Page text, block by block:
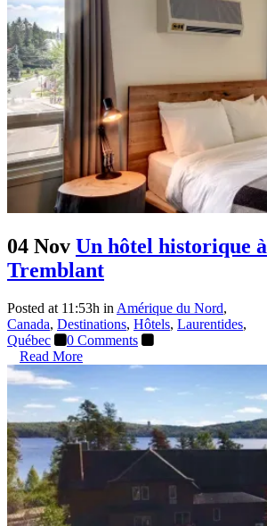
04 Nov Un hôtel historique à
Tremblant
Posted at 11:53h in Amérique du Nord,
Canada, Destinations, Hôtels, Laurentides,
Québec
0 Comments
Read More